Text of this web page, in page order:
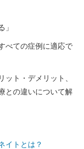
」
べての症例に適応で
ット・デメリット、
との違いについて解
イトとは？